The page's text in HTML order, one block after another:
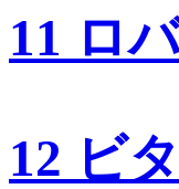
11 ロ
12 ビ